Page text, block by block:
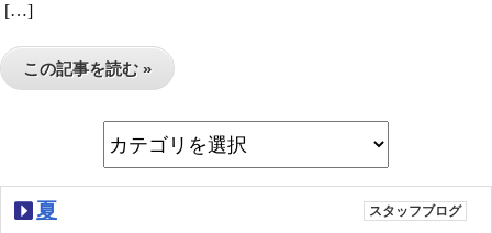
[…]
この記事を読む »
夏 スタッフブログ